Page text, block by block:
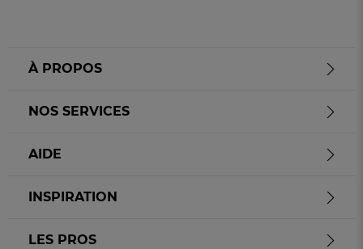
À PROPOS
NOS SERVICES
AIDE
INSPIRATION
LES PROS